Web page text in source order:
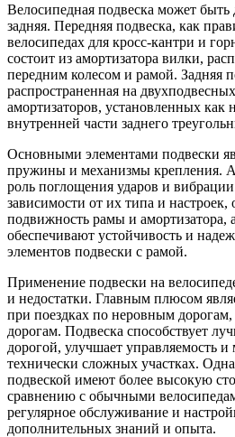
Велосипедная подвеска может быть
задняя. Передняя подвеска, как
велосипедах для кросс-кантри и
состоит из амортизатора вилки,
передним колесом и рамой. Задняя
распространенная на
амортизаторов, установленных как
внутренней части заднего
Основными элементами подвески
пружины и механизмы крепления.
роль поглощения ударов и
зависимости от их типа и настроек,
подвижность рамы и амортизатора,
обеспечивают устойчивость и
элементов подвески с рамой.
Применение подвески на
и недостатки. Главным плюсом
при поездках по неровным
дорогам. Подвеска способствует
дорогой, улучшает управляемость и
технически сложных участках.
подвеской имеют более высокую
сравнению с обычными
регулярное обслуживание и
дополнительных знаний и опыта.